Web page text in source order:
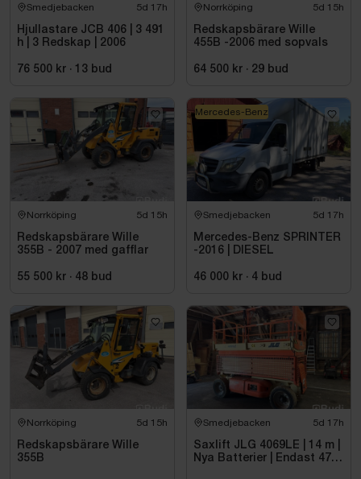
Smedjebacken 5d 17h
Hjullastare JCB 406 | 3 491
h | 3 Redskap | 2006
76 500 kr · 13 bud
Norrköping 5d 15h
Redskapsbärare Wille
455B -2006 med sopvals
64 500 kr · 29 bud
Norrköping 5d 15h
Redskapsbärare Wille
355B - 2007 med gafflar
55 500 kr · 48 bud
Smedjebacken 5d 17h
Mercedes-Benz SPRINTER
-2016 | DIESEL
46 000 kr · 4 bud
Mercedes-Benz
Norrköping 5d 15h
Redskapsbärare Wille
355B
Smedjebacken 5d 17h
Saxlift JLG 4069LE | 14 m |
Nya Batterier | Endast 475